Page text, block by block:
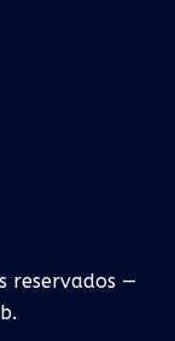
reservados —